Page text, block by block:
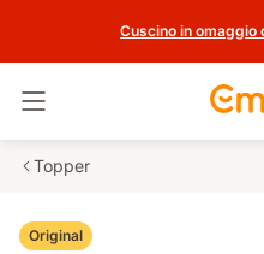
Cuscino in omaggio
Topper
Original